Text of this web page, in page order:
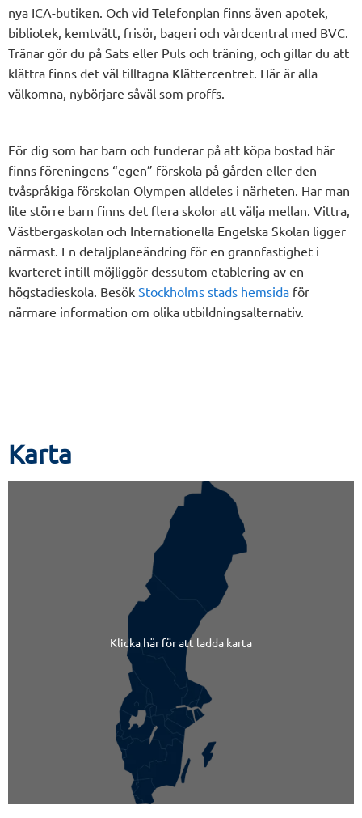
nya ICA-butiken. Och vid Telefonplan finns även apotek,
bibliotek, kemtvätt, frisör, bageri och vårdcentral med BVC.
Tränar gör du på Sats eller Puls och träning, och gillar du att
klättra finns det väl tilltagna Klättercentret. Här är alla
välkomna, nybörjare såväl som proffs.
För dig som har barn och funderar på att köpa bostad här
finns föreningens “egen” förskola på gården eller den
tvåspråkiga förskolan Olympen alldeles i närheten. Har man
lite större barn finns det flera skolor att välja mellan. Vittra,
Västbergaskolan och Internationella Engelska Skolan ligger
närmast. En detaljplaneändring för en grannfastighet i
kvarteret intill möjliggör dessutom etablering av en
högstadieskola. Besök Stockholms stads hemsida för
närmare information om olika utbildningsalternativ.
Karta
Klicka här för att ladda karta